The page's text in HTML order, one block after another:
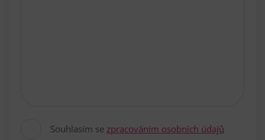
Souhlasím se zpracováním osobních údajů